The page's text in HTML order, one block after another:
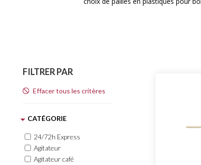
FILTRER PAR
Effacer tous les critères
CATÉGORIE
24/72h Express
Agitateur
Agitateur café